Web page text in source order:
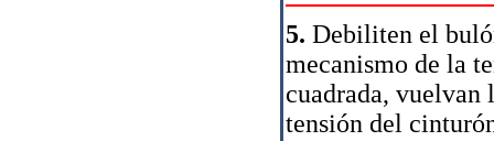
5. Debiliten el
mecanismo de la
cuadrada, vuelvan
tensión del